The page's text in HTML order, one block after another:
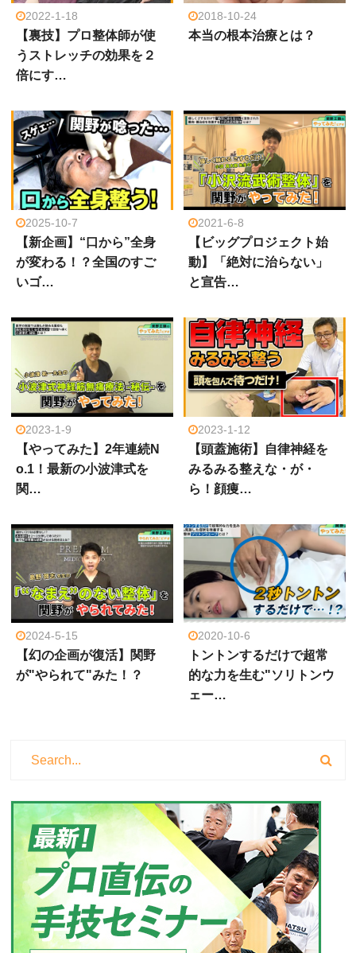
2022-1-18
【裏技】プロ整体師が使
うストレッチの効果を２
倍にす…
2018-10-24
本当の根本治療とは？
2025-10-7
【新企画】“口から”全身
が変わる！？全国のすご
いゴ…
2021-6-8
【ビッグプロジェクト始
動】「絶対に治らない」
と宣告…
2023-1-9
【やってみた】2年連続N
o.1！最新の小波津式を
関…
2023-1-12
【頭蓋施術】自律神経を
みるみる整えな・が・
ら！顔痩…
2024-5-15
【幻の企画が復活】関野
が"やられて"みた！？
2020-10-6
トントンするだけで超常
的な力を生む"ソリトンウ
ェー…